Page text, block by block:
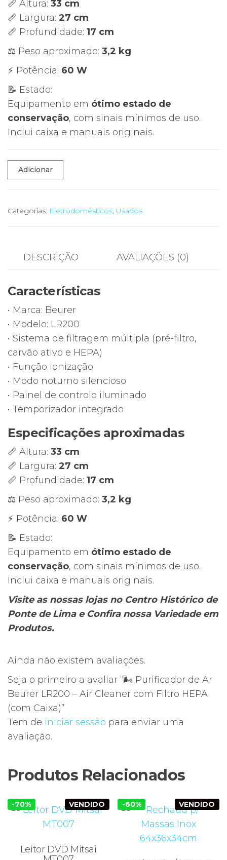
📏 Altura: 33 cm
📏 Largura: 27 cm
📏 Profundidade: 17 cm
⚖ Peso aproximado: 3,2 kg
⚡ Potência: 60 W
📝 Estado:
Equipamento em ótimo estado de
conservação, com sinais mínimos de uso.
Inclui caixa e manuais originais.
Quantidade
de
Purificador
Beurer
Air
Cleaner
com
Filtro
HEPA
(com
Caixa)
Adicionar
Categorias: Eletrodomésticos, Usados
DESCRIÇÃO AVALIAÇÕES (0)
Características
• Marca: Beurer
• Modelo: LR200
• Sistema de filtragem múltipla (pré-filtro,
carvão ativo e HEPA)
• Função ionização
• Modo noturno silencioso
• Painel de controlo iluminado
• Temporizador integrado
Especificações aproximadas
📏 Altura: 33 cm
📏 Largura: 27 cm
📏 Profundidade: 17 cm
⚖ Peso aproximado: 3,2 kg
⚡ Potência: 60 W
📝 Estado:
Equipamento em ótimo estado de
conservação, com sinais mínimos de uso.
Inclui caixa e manuais originais.
Visite as nossas lojas no Centro Histórico de
Ponte de Lima e Confira nossa Variedade em
Produtos.
Ainda não existem avaliações.
Seja o primeiro a avaliar “🌬 Purificador de Ar
Beurer LR200 – Air Cleaner com Filtro HEPA
(com Caixa)”
Tem de iniciar sessão para enviar uma
avaliação.
Produtos Relacionados
-70% VENDIDO
Leitor DVD Mitsai
-60% VENDIDO